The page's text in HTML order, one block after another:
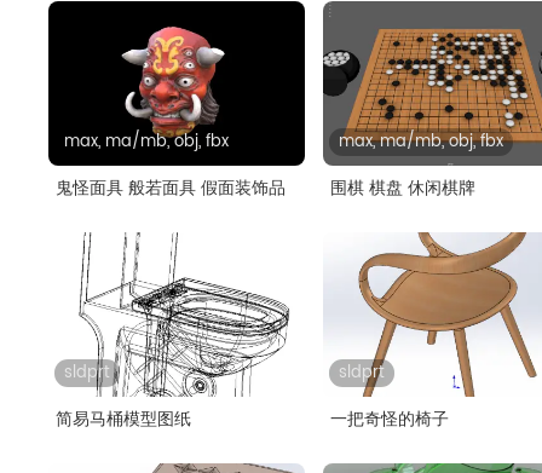
max, ma/mb, obj, fbx
鬼怪面具 般若面具 假面装饰品
max, ma/mb, obj, fbx
围棋 棋盘 休闲棋牌
sldprt
简易马桶模型图纸
sldprt
一把奇怪的椅子